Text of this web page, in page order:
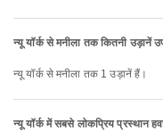
न्यू यॉर्क से मनीला तक कितनी उड़ानें
न्यू यॉर्क से मनीला तक 1 उड़ानें हैं।
न्यू यॉर्क में सबसे लोकप्रिय प्रस्थान